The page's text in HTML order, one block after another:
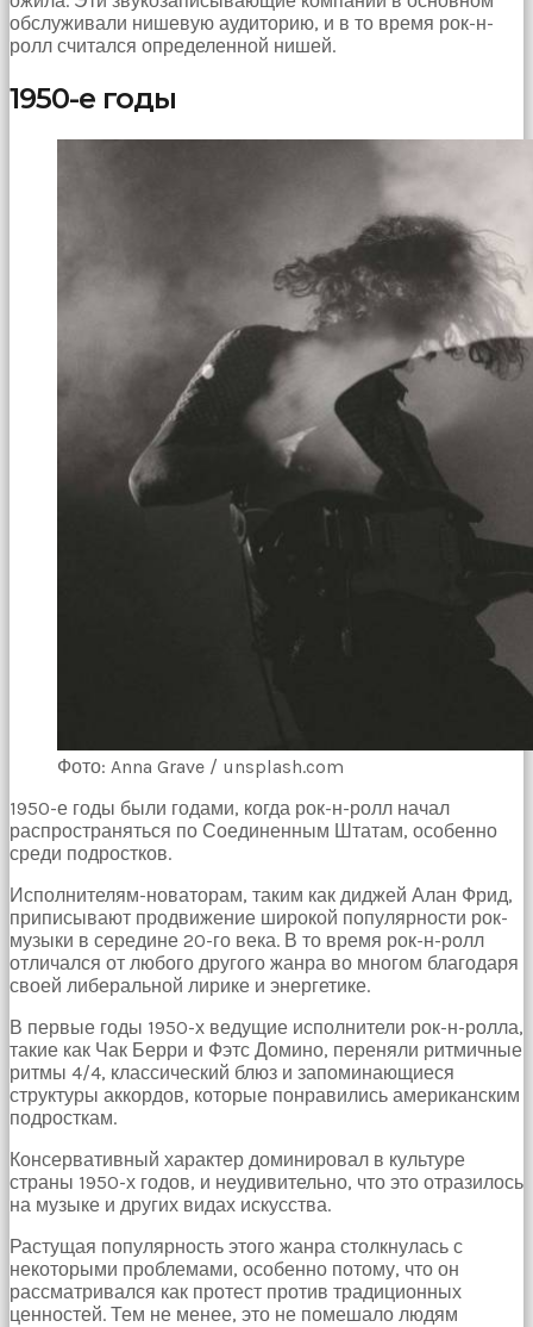
обслуживали нишевую аудиторию, и в то время рок-н-
ролл считался определенной нишей.
1950-е годы
Фото: Anna Grave / unsplash.com
1950-е годы были годами, когда рок-н-ролл начал
распространяться по Соединенным Штатам, особенно
среди подростков.
Исполнителям-новаторам, таким как диджей Алан Фрид,
приписывают продвижение широкой популярности рок-
музыки в середине 20-го века. В то время рок-н-ролл
отличался от любого другого жанра во многом благодаря
своей либеральной лирике и энергетике.
В первые годы 1950-х ведущие исполнители рок-н-ролла,
такие как Чак Берри и Фэтс Домино, переняли ритмичные
ритмы 4/4, классический блюз и запоминающиеся
структуры аккордов, которые понравились американским
подросткам.
Консервативный характер доминировал в культуре
страны 1950-х годов, и неудивительно, что это отразилось
на музыке и других видах искусства.
Растущая популярность этого жанра столкнулась с
некоторыми проблемами, особенно потому, что он
рассматривался как протест против традиционных
ценностей. Тем не менее, это не помешало людям